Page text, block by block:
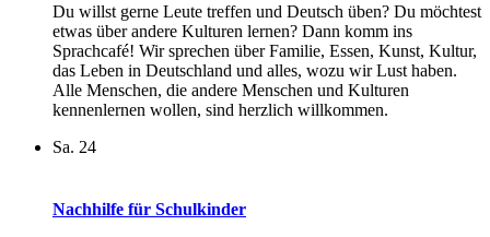
Du willst gerne Leute treffen und Deutsch üben? Du möchtest
etwas über andere Kulturen lernen? Dann komm ins
Sprachcafé! Wir sprechen über Familie, Essen, Kunst, Kultur,
das Leben in Deutschland und alles, wozu wir Lust haben.
Alle Menschen, die andere Menschen und Kulturen
kennenlernen wollen, sind herzlich willkommen.
Sa. 24
Nachhilfe für Schulkinder